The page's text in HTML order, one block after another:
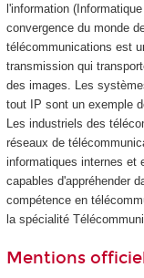
l'information
convergence du monde
télécommunications est
transmission qui
des images. Les
tout IP sont un exemple
Les industriels des
réseaux de
informatiques internes et
capables d'appréhender
compétence en
la spécialité
Mentions